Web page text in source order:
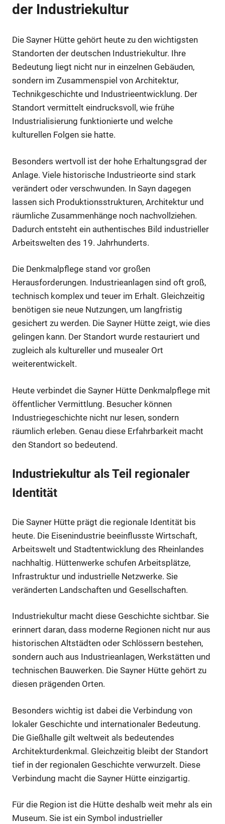
der Industriekultur
Die Sayner Hütte gehört heute zu den wichtigsten
Standorten der deutschen Industriekultur. Ihre
Bedeutung liegt nicht nur in einzelnen Gebäuden,
sondern im Zusammenspiel von Architektur,
Technikgeschichte und Industrieentwicklung. Der
Standort vermittelt eindrucksvoll, wie frühe
Industrialisierung funktionierte und welche
kulturellen Folgen sie hatte.
Besonders wertvoll ist der hohe Erhaltungsgrad der
Anlage. Viele historische Industrieorte sind stark
verändert oder verschwunden. In Sayn dagegen
lassen sich Produktionsstrukturen, Architektur und
räumliche Zusammenhänge noch nachvollziehen.
Dadurch entsteht ein authentisches Bild industrieller
Arbeitswelten des 19. Jahrhunderts.
Die Denkmalpflege stand vor großen
Herausforderungen. Industrieanlagen sind oft groß,
technisch komplex und teuer im Erhalt. Gleichzeitig
benötigen sie neue Nutzungen, um langfristig
gesichert zu werden. Die Sayner Hütte zeigt, wie dies
gelingen kann. Der Standort wurde restauriert und
zugleich als kultureller und musealer Ort
weiterentwickelt.
Heute verbindet die Sayner Hütte Denkmalpflege mit
öffentlicher Vermittlung. Besucher können
Industriegeschichte nicht nur lesen, sondern
räumlich erleben. Genau diese Erfahrbarkeit macht
den Standort so bedeutend.
Industriekultur als Teil regionaler
Identität
Die Sayner Hütte prägt die regionale Identität bis
heute. Die Eisenindustrie beeinflusste Wirtschaft,
Arbeitswelt und Stadtentwicklung des Rheinlandes
nachhaltig. Hüttenwerke schufen Arbeitsplätze,
Infrastruktur und industrielle Netzwerke. Sie
veränderten Landschaften und Gesellschaften.
Industriekultur macht diese Geschichte sichtbar. Sie
erinnert daran, dass moderne Regionen nicht nur aus
historischen Altstädten oder Schlössern bestehen,
sondern auch aus Industrieanlagen, Werkstätten und
technischen Bauwerken. Die Sayner Hütte gehört zu
diesen prägenden Orten.
Besonders wichtig ist dabei die Verbindung von
lokaler Geschichte und internationaler Bedeutung.
Die Gießhalle gilt weltweit als bedeutendes
Architekturdenkmal. Gleichzeitig bleibt der Standort
tief in der regionalen Geschichte verwurzelt. Diese
Verbindung macht die Sayner Hütte einzigartig.
Für die Region ist die Hütte deshalb weit mehr als ein
Museum. Sie ist ein Symbol industrieller